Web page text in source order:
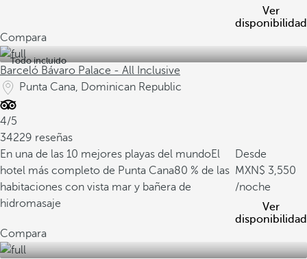
Ver
disponibilidad
Compara
Todo incluido
Barceló Bávaro Palace - All Inclusive
Punta Cana, Dominican Republic
4/5
34229 reseñas
En una de las 10 mejores playas del mundoEl
hotel más completo de Punta Cana80 % de las
habitaciones con vista mar y bañera de
hidromasaje
Desde
3,550
/noche
Ver
disponibilidad
Compara